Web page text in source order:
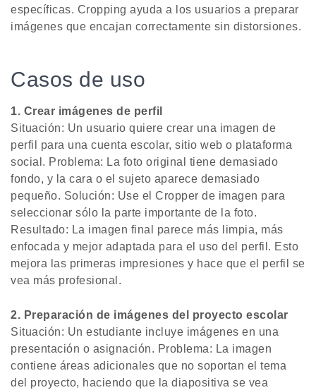
específicas. Cropping ayuda a los usuarios a preparar
imágenes que encajan correctamente sin distorsiones.
Casos de uso
1. Crear imágenes de perfil
Situación: Un usuario quiere crear una imagen de
perfil para una cuenta escolar, sitio web o plataforma
social. Problema: La foto original tiene demasiado
fondo, y la cara o el sujeto aparece demasiado
pequeño. Solución: Use el Cropper de imagen para
seleccionar sólo la parte importante de la foto.
Resultado: La imagen final parece más limpia, más
enfocada y mejor adaptada para el uso del perfil. Esto
mejora las primeras impresiones y hace que el perfil se
vea más profesional.
2. Preparación de imágenes del proyecto escolar
Situación: Un estudiante incluye imágenes en una
presentación o asignación. Problema: La imagen
contiene áreas adicionales que no soportan el tema
del proyecto, haciendo que la diapositiva se vea